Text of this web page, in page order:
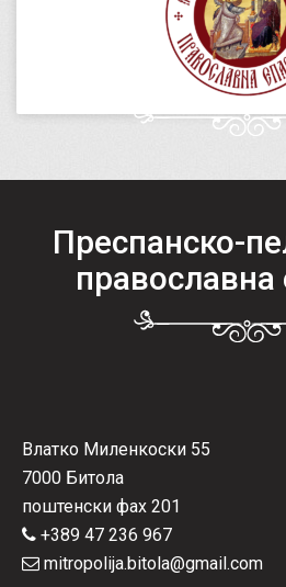
Преспанско-
православна
Влатко Миленкоски 55
7000 Битола
поштенски фах 201
+389 47 236 967
mitropolija.bitola@gmail.com